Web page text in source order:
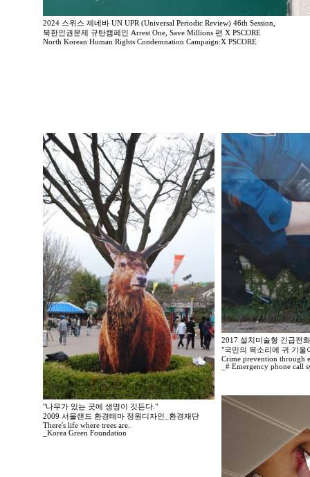
2024 스위스 제네바 UN UPR (Universal Periodic Review) 46th Session,
북한인권문제 규탄캠페인 Arrest One, Save Millions 편 X PSCORE
North Korean Human Rights Condemnation Campaign:X PSCORE
"나무가 있는 곳에 생명이 깃든다."
2009 서울랜드 환경테마 정원디자인_환경재단
There's life where trees are.
_Korea Green Foundation
2017 설치미술형 긴급전
"국민의 목소리에 귀 기울
Crime prevention through
_# Emergency phone call